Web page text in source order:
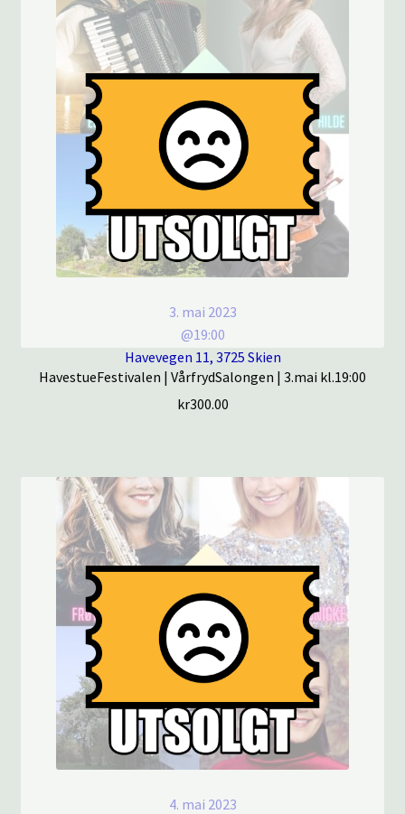
3. mai 2023
@19:00
Havevegen 11, 3725 Skien
HavestueFestivalen | VårfrydSalongen | 3.mai kl.19:00
kr300.00
4. mai 2023